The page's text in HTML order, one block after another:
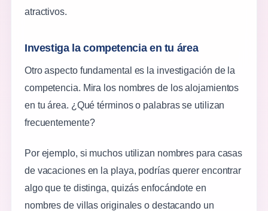
atractivos.
Investiga la competencia en tu área
Otro aspecto fundamental es la investigación de la
competencia. Mira los nombres de los alojamientos
en tu área. ¿Qué términos o palabras se utilizan
frecuentemente?
Por ejemplo, si muchos utilizan nombres para casas
de vacaciones en la playa, podrías querer encontrar
algo que te distinga, quizás enfocándote en
nombres de villas originales o destacando un